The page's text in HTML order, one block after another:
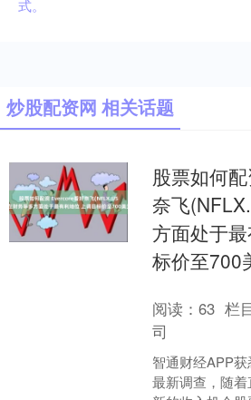
式。
炒股配资网 相关话题
股票如何
奈飞
方面处于
标价至700
阅读：63 栏
司
智通财经APP
最新调查，随